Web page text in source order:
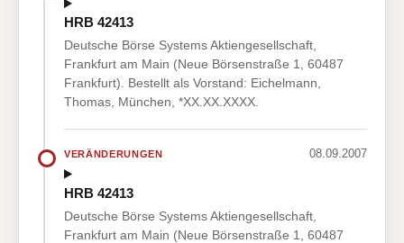
HRB 42413
Deutsche Börse Systems Aktiengesellschaft,
Frankfurt am Main (Neue Börsenstraße 1, 60487
Frankfurt). Bestellt als Vorstand: Eichelmann,
Thomas, München, *XX.XX.XXXX.
VERÄNDERUNGEN 08.09.2007
HRB 42413
Deutsche Börse Systems Aktiengesellschaft,
Frankfurt am Main (Neue Börsenstraße 1, 60487